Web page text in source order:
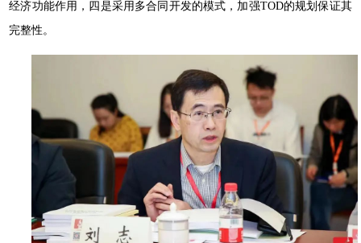
经济功能作用，四是采用多合同开发的模式，加强TOD的规划保证其
完整性。